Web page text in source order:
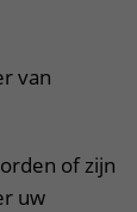
van
of zijn
uw